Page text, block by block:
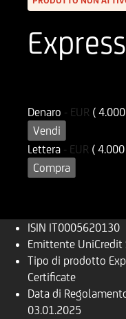
Denaro - EUR (
Vendi
Lettera - EUR (
Compra
ISIN IT0005620130
Emittente UniCredit
Tipo di prodotto
Certificate
Data di
03.01.2025